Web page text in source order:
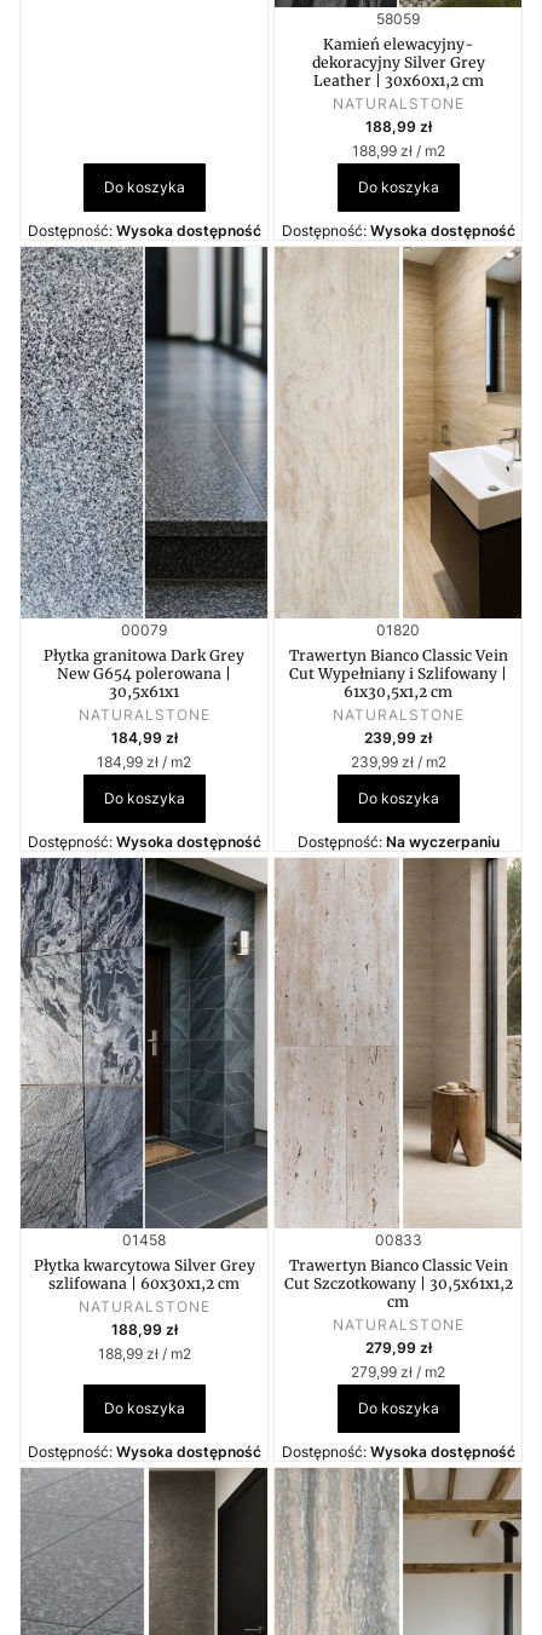
Do koszyka
Dostępność: Wysoka dostępność
Kod produktu
58059
Kamień elewacyjny-
dekoracyjny Silver Grey
Leather | 30x60x1,2 cm
PRODUCENT
NATURALSTONE
Cena
188,99 zł
Cena jednostkowa
188,99 zł / m2
Do koszyka
Dostępność: Wysoka dostępność
Kod produktu
00079
Płytka granitowa Dark Grey
New G654 polerowana |
30,5x61x1
PRODUCENT
NATURALSTONE
Cena
184,99 zł
Cena jednostkowa
184,99 zł / m2
Do koszyka
Dostępność: Wysoka dostępność
Kod produktu
01820
Trawertyn Bianco Classic Vein
Cut Wypełniany i Szlifowany |
61x30,5x1,2 cm
PRODUCENT
NATURALSTONE
Cena
239,99 zł
Cena jednostkowa
239,99 zł / m2
Do koszyka
Dostępność: Na wyczerpaniu
Kod produktu
01458
Płytka kwarcytowa Silver Grey
szlifowana | 60x30x1,2 cm
PRODUCENT
NATURALSTONE
Cena
188,99 zł
Cena jednostkowa
188,99 zł / m2
Do koszyka
Dostępność: Wysoka dostępność
Kod produktu
00833
Trawertyn Bianco Classic Vein
Cut Szczotkowany | 30,5x61x1,2
cm
PRODUCENT
NATURALSTONE
Cena
279,99 zł
Cena jednostkowa
279,99 zł / m2
Do koszyka
Dostępność: Wysoka dostępność